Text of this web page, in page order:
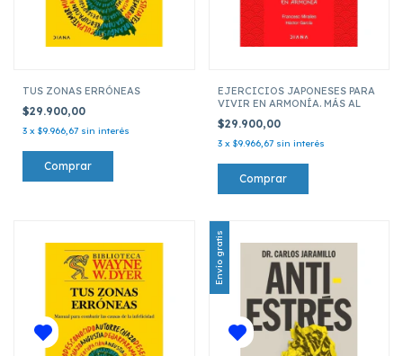
TUS ZONAS ERRÓNEAS
$29.900,00
3 x $9.966,67 sin interés
EJERCICIOS JAPONESES PARA
VIVIR EN ARMONÍA. MÁS AL
$29.900,00
3 x $9.966,67 sin interés
Envío gratis